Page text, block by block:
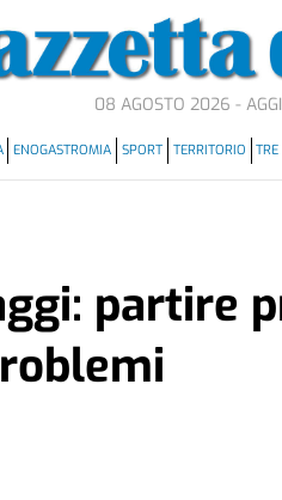
08 AGOSTO 2026 -
ENOGASTROMIA SPORT TERRITORIO
partire